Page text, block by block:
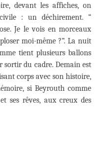
devant les affiches, on
: un déchirement. “
Je le vois en morceaux
moi-même ?”. La nuit
tient plusieurs ballons
sortir du cadre. Demain est
corps avec son histoire,
si Beyrouth comme
ses rêves, aux creux des